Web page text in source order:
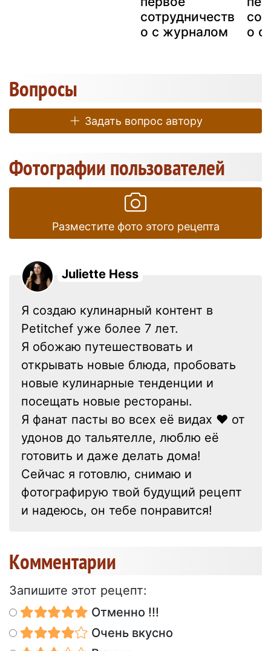
сотрудничеств
о с журналом
о с
Вопросы
Задать вопрос автору
Фотографии пользователей
Разместите фото этого рецепта
Juliette Hess
Я создаю кулинарный контент в
Petitchef уже более 7 лет.
Я обожаю путешествовать и
открывать новые блюда, пробовать
новые кулинарные тенденции и
посещать новые рестораны.
Я фанат пасты во всех её видах ❤ от
удонов до тальятелле, люблю её
готовить и даже делать дома!
Сейчас я готовлю, снимаю и
фотографирую твой будущий рецепт
и надеюсь, он тебе понравится!
Kомментарии
Запишите этот рецепт:
Отменно !!!
Очень вкусно